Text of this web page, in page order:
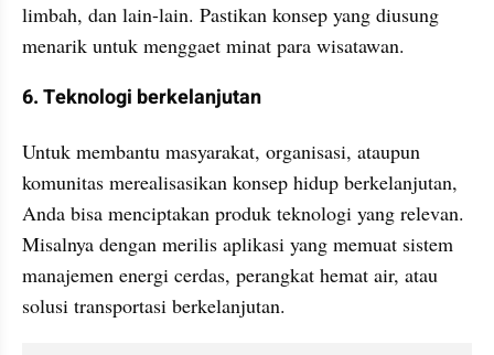
limbah, dan lain-lain. Pastikan konsep yang diusung
menarik untuk menggaet minat para wisatawan.
6. Teknologi berkelanjutan
Untuk membantu masyarakat, organisasi, ataupun
komunitas merealisasikan konsep hidup berkelanjutan,
Anda bisa menciptakan produk teknologi yang relevan.
Misalnya dengan merilis aplikasi yang memuat sistem
manajemen energi cerdas, perangkat hemat air, atau
solusi transportasi berkelanjutan.